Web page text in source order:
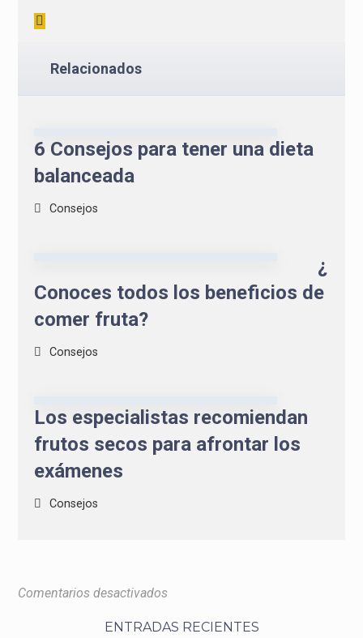
Relacionados
6 Consejos para tener una dieta
balanceada
Consejos
¿
Conoces todos los beneficios de
comer fruta?
Consejos
Los especialistas recomiendan
frutos secos para afrontar los
exámenes
Consejos
Comentarios desactivados
ENTRADAS RECIENTES